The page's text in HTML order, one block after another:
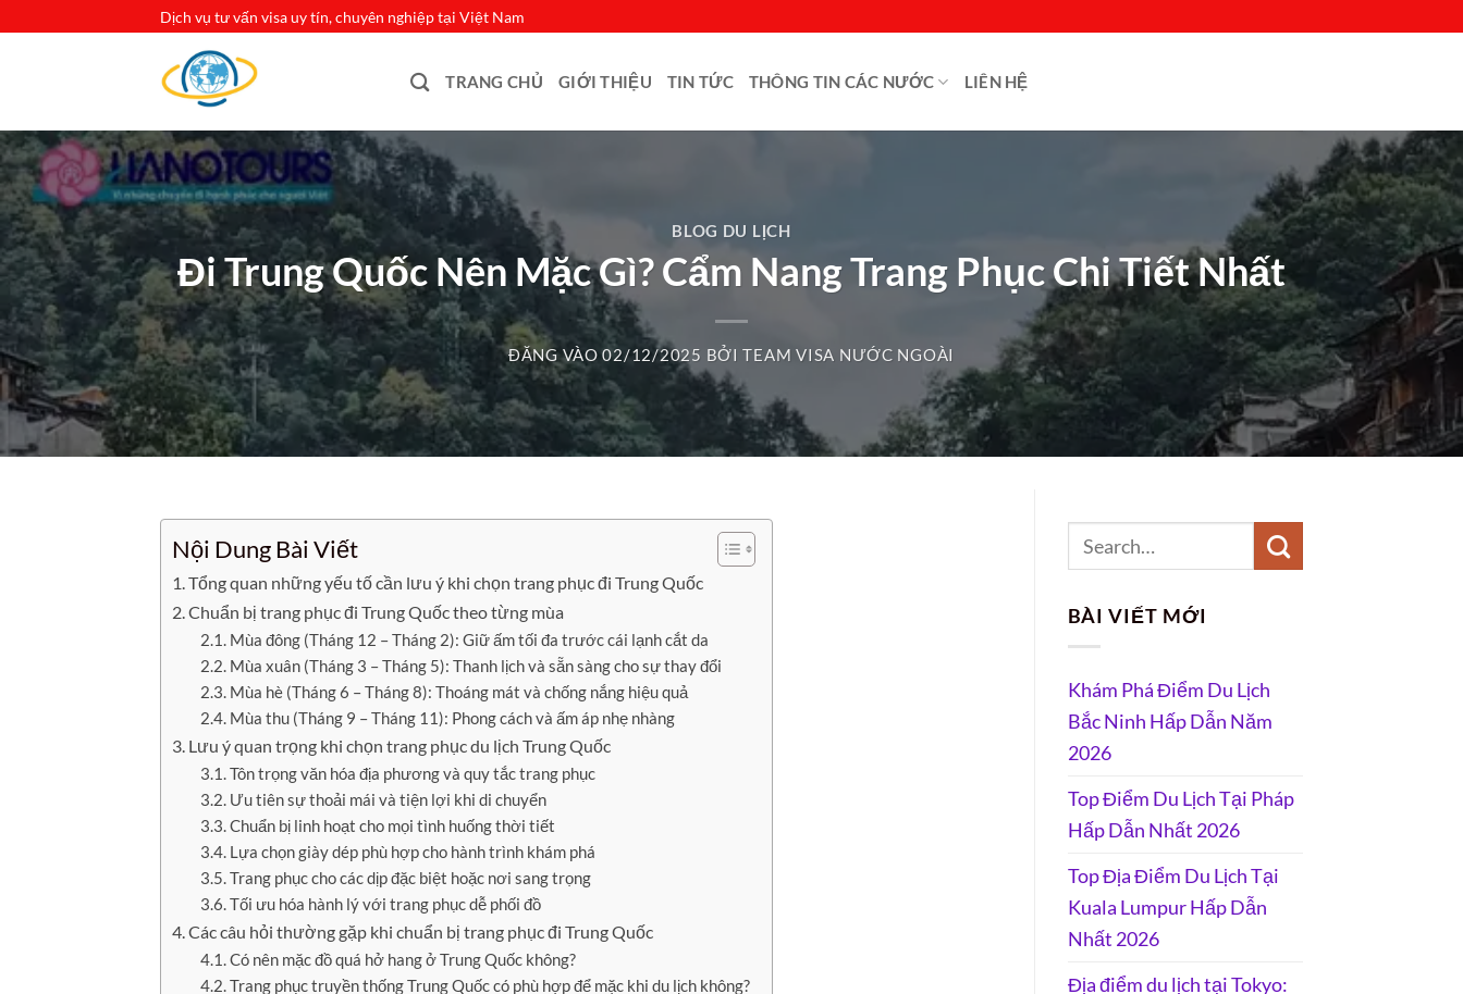
Dịch vụ tư vấn visa uy tín, chuyên nghiệp tại Việt Nam
TRANG CHỦ GIỚI THIỆU TIN TỨC THÔNG TIN CÁC NƯỚC LIÊN HỆ
BLOG DU LỊCH
Đi Trung Quốc Nên Mặc Gì? Cẩm Nang Trang Phục Chi Tiết Nhất
ĐĂNG VÀO02/12/2025 BỞITEAM VISA NƯỚC NGOÀI
Nội Dung Bài Viết
Tổng quan những yếu tố cần lưu ý khi chọn trang phục đi Trung Quốc
Chuẩn bị trang phục đi Trung Quốc theo từng mùa
Mùa đông (Tháng 12 – Tháng 2): Giữ ấm tối đa trước cái lạnh cắt da
Mùa xuân (Tháng 3 – Tháng 5): Thanh lịch và sẵn sàng cho sự thay đổi
Mùa hè (Tháng 6 – Tháng 8): Thoáng mát và chống nắng hiệu quả
Mùa thu (Tháng 9 – Tháng 11): Phong cách và ấm áp nhẹ nhàng
Lưu ý quan trọng khi chọn trang phục du lịch Trung Quốc
Tôn trọng văn hóa địa phương và quy tắc trang phục
Ưu tiên sự thoải mái và tiện lợi khi di chuyển
Chuẩn bị linh hoạt cho mọi tình huống thời tiết
Lựa chọn giày dép phù hợp cho hành trình khám phá
Trang phục cho các dịp đặc biệt hoặc nơi sang trọng
Tối ưu hóa hành lý với trang phục dễ phối đồ
Các câu hỏi thường gặp khi chuẩn bị trang phục đi Trung Quốc
Có nên mặc đồ quá hở hang ở Trung Quốc không?
Trang phục truyền thống Trung Quốc có phù hợp để mặc khi du lịch không?
BÀI VIẾT MỚI
Khám Phá Điểm Du Lịch
Bắc Ninh Hấp Dẫn Năm
2026
Top Điểm Du Lịch Tại Pháp
Hấp Dẫn Nhất 2026
Top Địa Điểm Du Lịch Tại
Kuala Lumpur Hấp Dẫn
Nhất 2026
Địa điểm du lịch tại Tokyo: